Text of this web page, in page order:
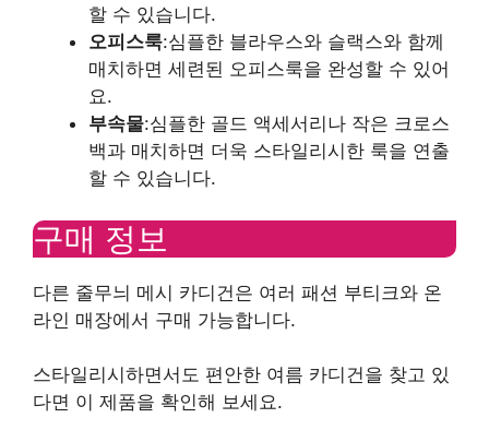
할 수 있습니다.
오피스룩:심플한 블라우스와 슬랙스와 함께
매치하면 세련된 오피스룩을 완성할 수 있어
요.
부속물:심플한 골드 액세서리나 작은 크로스
백과 매치하면 더욱 스타일리시한 룩을 연출
할 수 있습니다.
구매 정보
다른 줄무늬 메시 카디건은 여러 패션 부티크와 온
라인 매장에서 구매 가능합니다.
스타일리시하면서도 편안한 여름 카디건을 찾고 있
다면 이 제품을 확인해 보세요.